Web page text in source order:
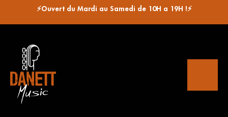
⚡Ouvert du Mardi au Samedi de 10H a 19H !⚡